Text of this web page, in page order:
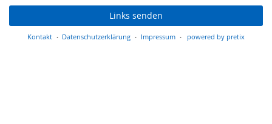
Links senden
Kontakt Datenschutzerklärung Impressum powered by pretix